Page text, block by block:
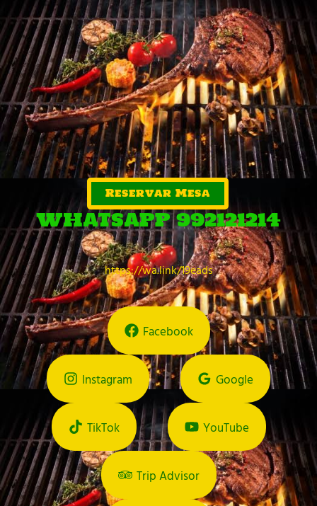
Reservar Mesa
WHATSAPP 992121214
https://wa.link/19eads
Facebook
Instagram Google
TikTok YouTube
Trip Advisor